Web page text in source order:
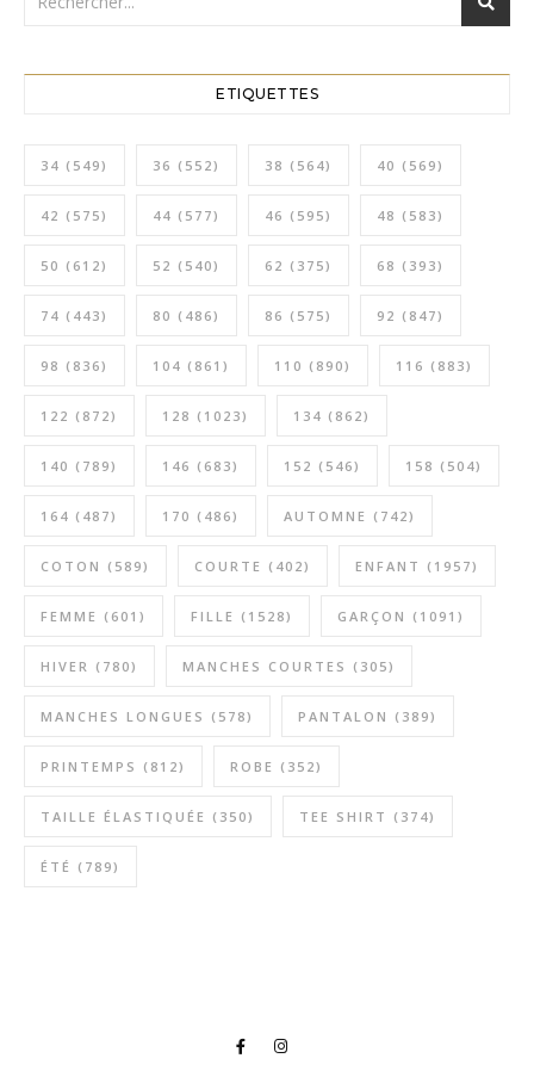
ETIQUETTES
34 (549) 36 (552) 38 (564) 40 (569)
42 (575) 44 (577) 46 (595) 48 (583)
50 (612) 52 (540) 62 (375) 68 (393)
74 (443) 80 (486) 86 (575) 92 (847)
98 (836) 104 (861) 110 (890) 116 (883)
122 (872) 128 (1023) 134 (862)
140 (789) 146 (683) 152 (546) 158 (504)
164 (487) 170 (486) AUTOMNE (742)
COTON (589) COURTE (402) ENFANT (1957)
FEMME (601) FILLE (1528) GARÇON (1091)
HIVER (780) MANCHES COURTES (305)
MANCHES LONGUES (578) PANTALON (389)
PRINTEMPS (812) ROBE (352)
TAILLE ÉLASTIQUÉE (350) TEE SHIRT (374)
ÉTÉ (789)